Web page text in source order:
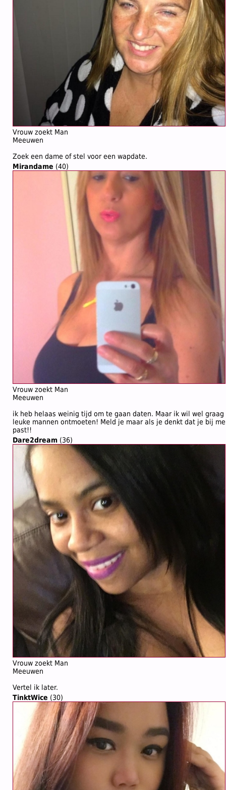
Vrouw zoekt Man
Meeuwen
Zoek een dame of stel voor een wapdate.
Mirandame (40)
Vrouw zoekt Man
Meeuwen
ik heb helaas weinig tijd om te gaan daten. Maar ik wil wel graag
leuke mannen ontmoeten! Meld je maar als je denkt dat je bij me
past!!
Dare2dream (36)
Vrouw zoekt Man
Meeuwen
Vertel ik later.
TinktWice (30)